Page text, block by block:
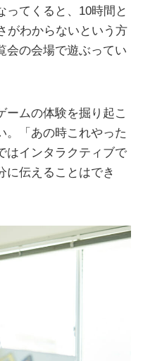
ってくると、10時間と
がわからないという方
会の会場で遊ぶってい
ームの体験を掘り起こ
。「あの時これやった
はインタラクティブで
に伝えることはでき